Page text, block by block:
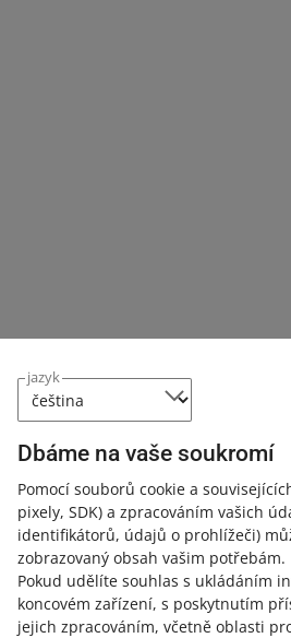
jazyk
Dbáme na vaše soukromí
Pomocí souborů cookie a
pixely, SDK) a zpracováním vašich
identifikátorů, údajů o prohlížeči)
zobrazovaný obsah vašim potřebám.
Pokud udělíte souhlas s ukládáním
koncovém zařízení, s poskytnutím
jejich zpracováním, včetně oblasti
20. října 2025 v 12:52
Nyní můžete snadněji udělovat
zaměstnancům. Zjistěte více.
Nařízení o bateriích vstoupilo v
jak můžete poskytnout údaje
18. srpna 2025 v 15:06
Požadované údaje můžete přidat na
Center – v závislosti na tom, zda
daném trhu.